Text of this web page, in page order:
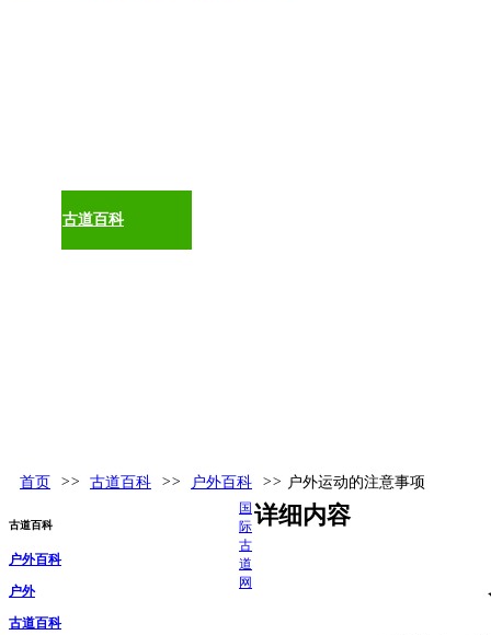
古道百科
首页 >> 古道百科 >> 户外百科 >> 户外运动的注意事项
详细内容
古道百科
户外百科
户外
古道百科
国
际
古
道
网